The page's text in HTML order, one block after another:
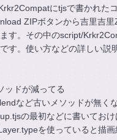
にtjsで書かれた
ZIPボタンから吉里吉
す。その中のscript/
す。使い方などの詳しい説
ッドが減ってる
など古いメソッドが無く
の最初などに書いてお
を使っていると描